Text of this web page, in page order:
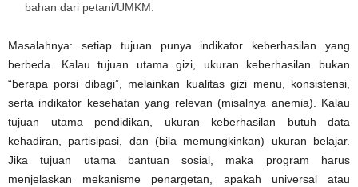
bahan dari petani/UMKM.
Masalahnya: setiap tujuan punya indikator keberhasilan yang
berbeda. Kalau tujuan utama gizi, ukuran keberhasilan bukan
“berapa porsi dibagi”, melainkan kualitas gizi menu, konsistensi,
serta indikator kesehatan yang relevan (misalnya anemia). Kalau
tujuan utama pendidikan, ukuran keberhasilan butuh data
kehadiran, partisipasi, dan (bila memungkinkan) ukuran belajar.
Jika tujuan utama bantuan sosial, maka program harus
menjelaskan mekanisme penargetan, apakah universal atau